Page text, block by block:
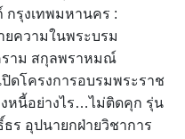
รุงเทพมหานคร :
ยความในพระบรม
ราม สกุลพราหมณ์
ดโครงการอบรมพระราช
หนี้อย่างไร…ไม่ติดคุก รุ่น
ธร อุปนายกฝ่ายวิชาการ